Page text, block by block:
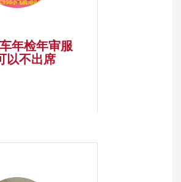
年检年审服
以不出席